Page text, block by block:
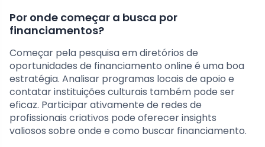
Por onde começar a busca por
financiamentos?
Começar pela pesquisa em diretórios de
oportunidades de financiamento online é uma boa
estratégia. Analisar programas locais de apoio e
contatar instituições culturais também pode ser
eficaz. Participar ativamente de redes de
profissionais criativos pode oferecer insights
valiosos sobre onde e como buscar financiamento.